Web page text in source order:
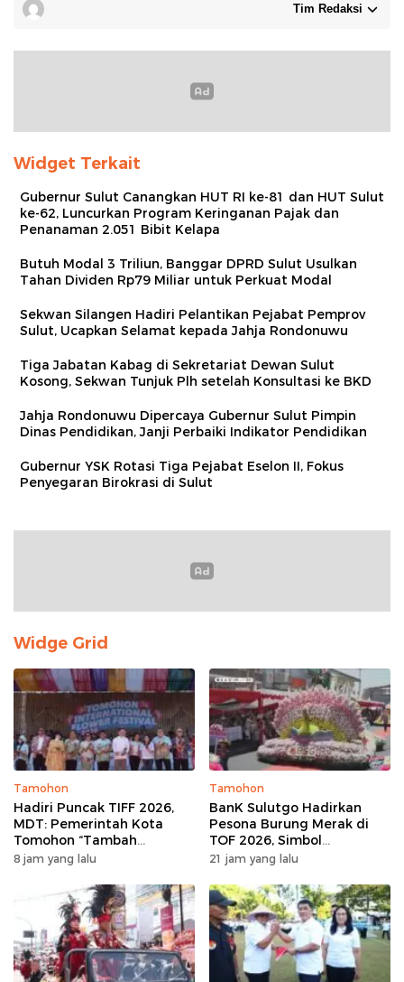
Tim Redaksi
Widget Terkait
Gubernur Sulut Canangkan HUT RI ke-81 dan HUT Sulut
ke-62, Luncurkan Program Keringanan Pajak dan
Penanaman 2.051 Bibit Kelapa
Butuh Modal 3 Triliun, Banggar DPRD Sulut Usulkan
Tahan Dividen Rp79 Miliar untuk Perkuat Modal
Sekwan Silangen Hadiri Pelantikan Pejabat Pemprov
Sulut, Ucapkan Selamat kepada Jahja Rondonuwu
Tiga Jabatan Kabag di Sekretariat Dewan Sulut
Kosong, Sekwan Tunjuk Plh setelah Konsultasi ke BKD
Jahja Rondonuwu Dipercaya Gubernur Sulut Pimpin
Dinas Pendidikan, Janji Perbaiki Indikator Pendidikan
Gubernur YSK Rotasi Tiga Pejabat Eselon II, Fokus
Penyegaran Birokrasi di Sulut
Widge Grid
Tamohon
Hadiri Puncak TIFF 2026,
MDT: Pemerintah Kota
Tomohon “Tambah
Mantap”, Usai Parade
kepada Masyarakat
8 jam yang lalu
Tamohon
BanK Sulutgo Hadirkan
Pesona Burung Merak di
TOF 2026, Simbol
Keagungan Dan
21 jam yang lalu